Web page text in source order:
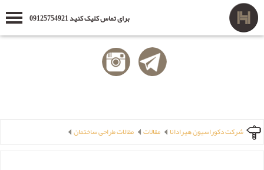
برای تماس کلیک کنید 09125754921
شرکت دکوراسیون هیرادانا مقالات مقالات طراحی ساختمان